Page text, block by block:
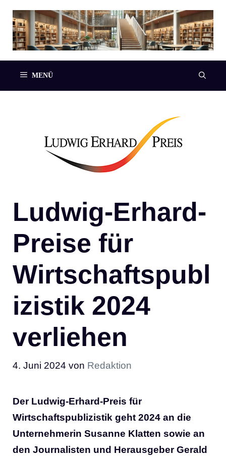
Inhalt
springen
MENÜ
Ludwig-Erhard-
Preise für
Wirtschaftspubl
izistik 2024
verliehen
4. Juni 2024 von Redaktion
Der Ludwig-Erhard-Preis für
Wirtschaftspublizistik geht 2024 an die
Unternehmerin Susanne Klatten sowie an
den Journalisten und Herausgeber Gerald